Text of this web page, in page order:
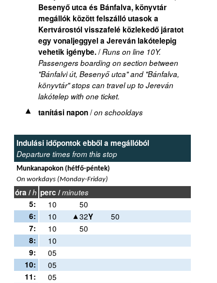
Besenyő utca és Bánfalva, könyvtár
megállók között felszálló utasok a
Kertvárostól visszafelé közlekedő járatot
egy vonaljeggyel a Jereván lakótelepig
vehetik igénybe./Runs on line 10Y.
Passengers boarding on section between
"Bánfalvi út, Besenyő utca" and "Bánfalva,
könyvtár" stops can travel up to Jereván
lakótelep with one ticket.
tanítási napon/on schooldays
Indulási időpontok ebből a megállóból
Departure times from this stop
Munkanapokon (hétfő-péntek)
On workdays (Monday-Friday)
óra /h perc /minutes
5: 10
50
6:
10 32Y
50
7:
10
50
8:
10
9:
05
10:
05
11:
05